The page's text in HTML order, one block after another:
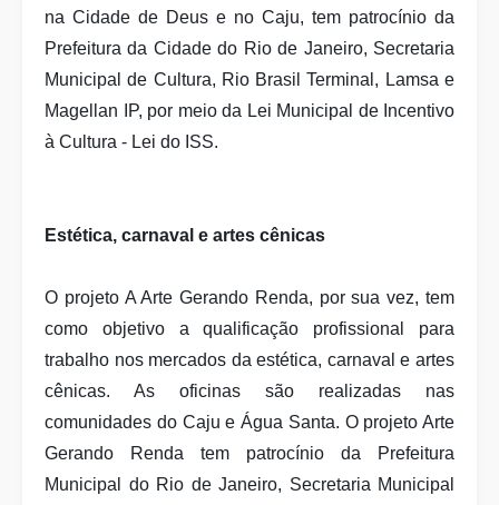
na Cidade de Deus e no Caju, tem patrocínio da
Prefeitura da Cidade do Rio de Janeiro, Secretaria
Municipal de Cultura, Rio Brasil Terminal, Lamsa e
Magellan IP, por meio da Lei Municipal de Incentivo
à Cultura - Lei do ISS.
Estética, carnaval e artes cênicas
O projeto A Arte Gerando Renda, por sua vez, tem
como objetivo a qualificação profissional para
trabalho nos mercados da estética, carnaval e artes
cênicas. As oficinas são realizadas nas
comunidades do Cajue Água Santa. O projeto Arte
Gerando Renda tem patrocínio da Prefeitura
Municipal do Rio de Janeiro, Secretaria Municipal